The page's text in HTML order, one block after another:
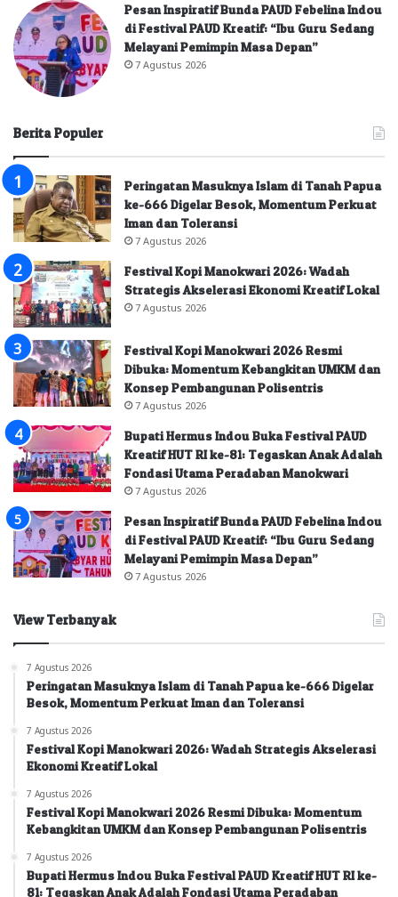
Pesan Inspiratif Bunda PAUD Febelina Indou
di Festival PAUD Kreatif: “Ibu Guru Sedang
Melayani Pemimpin Masa Depan”
7 Agustus 2026
Berita Populer
Peringatan Masuknya Islam di Tanah Papua
ke-666 Digelar Besok, Momentum Perkuat
Iman dan Toleransi
7 Agustus 2026
Festival Kopi Manokwari 2026: Wadah
Strategis Akselerasi Ekonomi Kreatif Lokal
7 Agustus 2026
Festival Kopi Manokwari 2026 Resmi
Dibuka: Momentum Kebangkitan UMKM dan
Konsep Pembangunan Polisentris
7 Agustus 2026
Bupati Hermus Indou Buka Festival PAUD
Kreatif HUT RI ke-81: Tegaskan Anak Adalah
Fondasi Utama Peradaban Manokwari
7 Agustus 2026
Pesan Inspiratif Bunda PAUD Febelina Indou
di Festival PAUD Kreatif: “Ibu Guru Sedang
Melayani Pemimpin Masa Depan”
7 Agustus 2026
View Terbanyak
7 Agustus 2026
Peringatan Masuknya Islam di Tanah Papua ke-666 Digelar
Besok, Momentum Perkuat Iman dan Toleransi
7 Agustus 2026
Festival Kopi Manokwari 2026: Wadah Strategis Akselerasi
Ekonomi Kreatif Lokal
7 Agustus 2026
Festival Kopi Manokwari 2026 Resmi Dibuka: Momentum
Kebangkitan UMKM dan Konsep Pembangunan Polisentris
7 Agustus 2026
Bupati Hermus Indou Buka Festival PAUD Kreatif HUT RI ke-
81: Tegaskan Anak Adalah Fondasi Utama Peradaban